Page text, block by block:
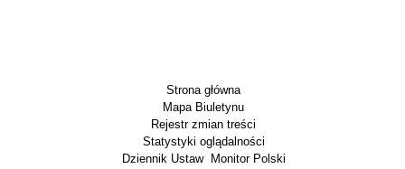
Strona główna
Mapa Biuletynu
Rejestr zmian treści
Statystyki oglądalności
Dziennik Ustaw
Monitor Polski